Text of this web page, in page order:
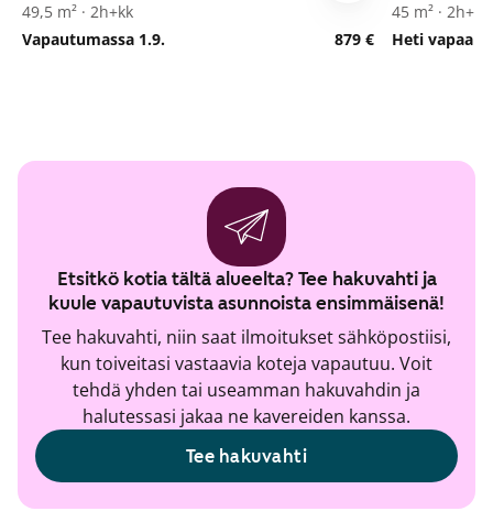
49,5 m² · 2h+kk
Vapautumassa 1.9.
879 €
45 m² · 2h+kk
Heti vapaa
Etsitkö kotia tältä alueelta? Tee hakuvahti ja
kuule vapautuvista asunnoista ensimmäisenä!
Tee hakuvahti, niin saat ilmoitukset sähköpostiisi,
kun toiveitasi vastaavia koteja vapautuu. Voit
tehdä yhden tai useamman hakuvahdin ja
halutessasi jakaa ne kavereiden kanssa.
Tee hakuvahti